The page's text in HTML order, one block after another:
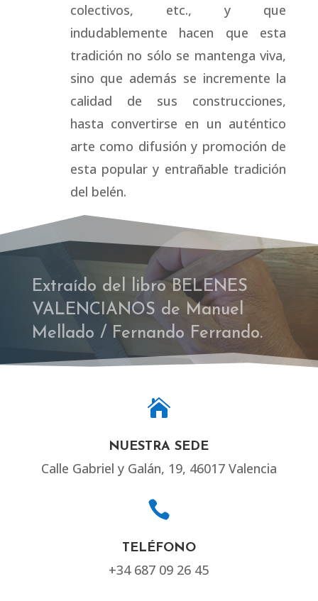
colectivos, etc., y que
indudablemente hacen que esta
tradición no sólo se mantenga viva,
sino que además se incremente la
calidad de sus construcciones,
hasta convertirse en un auténtico
arte como difusión y promoción de
esta popular y entrañable tradición
del belén.
Extraído del libro BELENES
VALENCIANOS de Manuel
Mellado / Fernando Ferrando.

NUESTRA SEDE
Calle Gabriel y Galán, 19, 46017 Valencia

TELÉFONO
+34 687 09 26 45